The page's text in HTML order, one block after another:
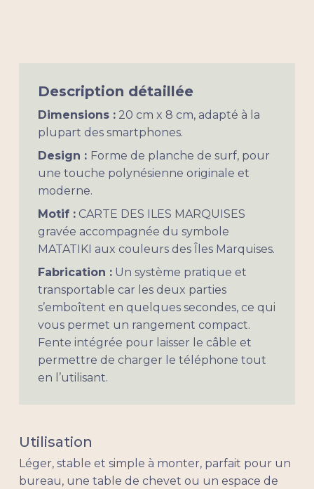
Description détaillée
Dimensions :20 cm x 8 cm, adapté à la
plupart des smartphones.
Design : Forme de planche de surf, pour
une touche polynésienne originale et
moderne.
Motif :CARTE DES ILES MARQUISES
gravée accompagnée du symbole
MATATIKI aux couleurs des Îles Marquises.
Fabrication :Un système pratique et
transportable car les deux parties
s’emboîtent en quelques secondes, ce qui
vous permet un rangement compact.
Fente intégrée pour laisser le câble et
permettre de charger le téléphone tout
en l’utilisant.
Utilisation
Léger, stable et simple à monter, parfait pour un
bureau, une table de chevet ou un espace de